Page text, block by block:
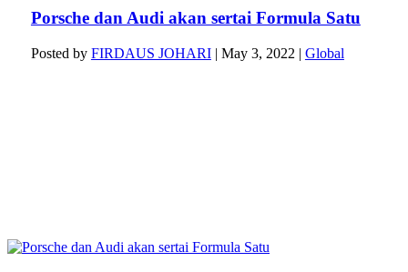
Porsche dan Audi akan sertai Formula Satu
Posted by FIRDAUS JOHARI| May 3, 2022 | Global